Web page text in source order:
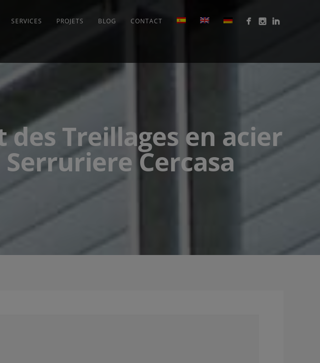
SERVICES PROJETS BLOG CONTACT
des Treillages en acier
Cercasa